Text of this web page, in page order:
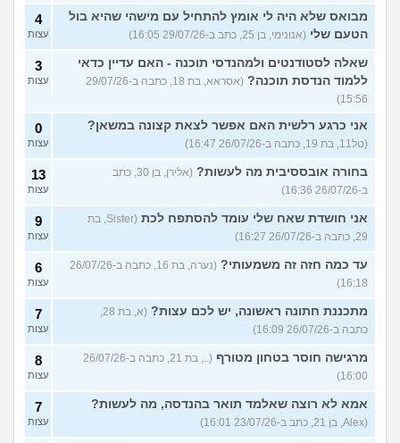
מבואס שלא היה לי אומץ להתחיל עם מישהי שהיא בול
הטעם שלי (אנונימי, בן 25, כתב ב-29/07/26 16:05)
4
עצות
שאלה לסטודנטים ולמהנדסי תוכנה - האם עדיין כדאי
ללמוד הנדסת תוכנה?
(אסראא, בת 18, כתבה ב-29/07/26
15:56)
3
עצות
אני כרגע רלשית האם אפשר לצאת קצונה במשאן?
(טל11, בת 19, כתבה ב-26/07/26 16:47)
0
עצות
בחורה אובססיבית מה לעשות?
(אלירן, בן 30, כתב
ב-26/07/26 16:36)
13
עצות
אני חושדת שאח שלי עומד להסתפח לכת
(Sister, בת
29, כתבה ב-26/07/26 16:27)
9
עצות
עד כמה חזה זה משמעותי?
(נערה, בת 16, כתבה ב-26/07/26
16:18)
6
עצות
מתכננת חתונה ראשונה, יש לכם עצות?
(א, בת 28,
כתבה ב-26/07/26 16:09)
7
עצות
מרגישה חוסר בטחון מטורף
(.., בת 21, כתבה ב-26/07/26
16:00)
8
עצות
אמא לא רוצה שאלמד תואר בהנדסה, מה לעשות?
(Alex, בן 21, כתב ב-23/07/26 16:01)
7
עצות